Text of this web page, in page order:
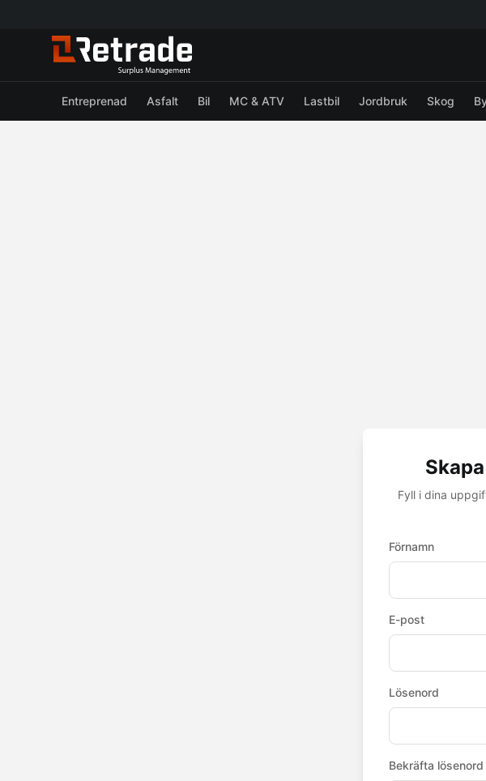
Entreprenad Asfalt Bil MC & ATV Lastbil Jordbruk Skog
Fyll i dina
Förnamn
E-post
Lösenord
Bekräfta lösenord